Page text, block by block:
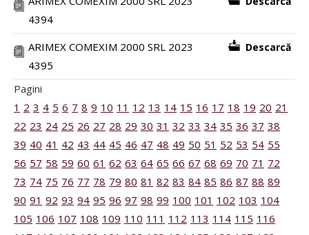
4394
ARIMEX COMEXIM 2000 SRL 2023
4395
Descarcă
Pagini
1 2 3 4 5 6 7 8 9 10 11 12 13 14 15 16 17 18 19 20 21
22 23 24 25 26 27 28 29 30 31 32 33 34 35 36 37 38
39 40 41 42 43 44 45 46 47 48 49 50 51 52 53 54 55
56 57 58 59 60 61 62 63 64 65 66 67 68 69 70 71 72
73 74 75 76 77 78 79 80 81 82 83 84 85 86 87 88 89
90 91 92 93 94 95 96 97 98 99 100 101 102 103 104
105 106 107 108 109 110 111 112 113 114 115 116